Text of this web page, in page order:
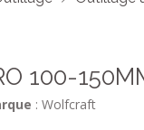
100-
: Wolfcraft